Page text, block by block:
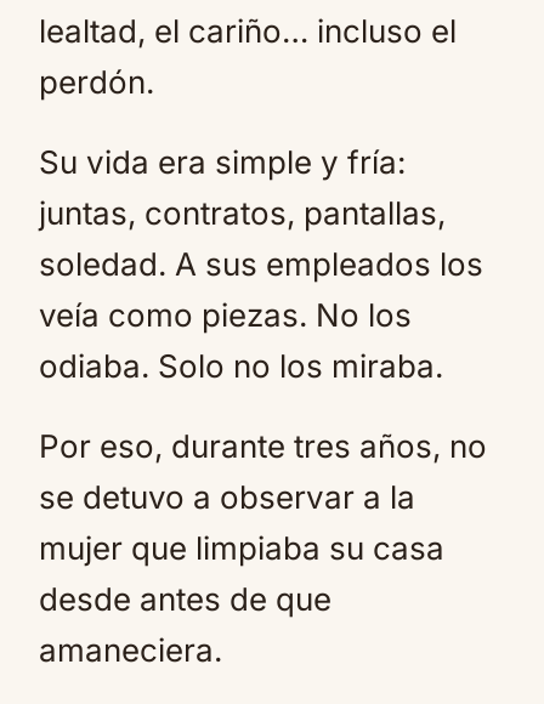
lealtad, el cariño… incluso el
perdón.
Su vida era simple y fría:
juntas, contratos, pantallas,
soledad. A sus empleados los
veía como piezas. No los
odiaba. Solo no los miraba.
Por eso, durante tres años, no
se detuvo a observar a la
mujer que limpiaba su casa
desde antes de que
amaneciera.